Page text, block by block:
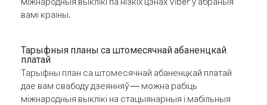
вамі краіны.
Тарыфныя планы са штомесячнай абаненцкай
платай
Тарыфны план са штомесячнай абаненцкай платай
дае вам свабоду дзеянняў — можна рабіць
міжнародныя выклікі на стацыянарныя і мабільныя